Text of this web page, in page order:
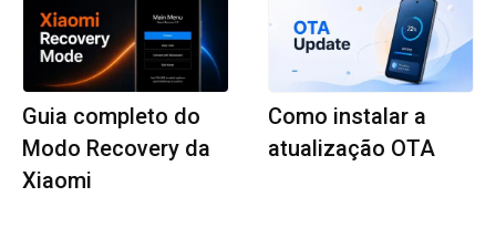
Guia completo do
Modo Recovery da
Xiaomi
Como instalar a
atualização OTA